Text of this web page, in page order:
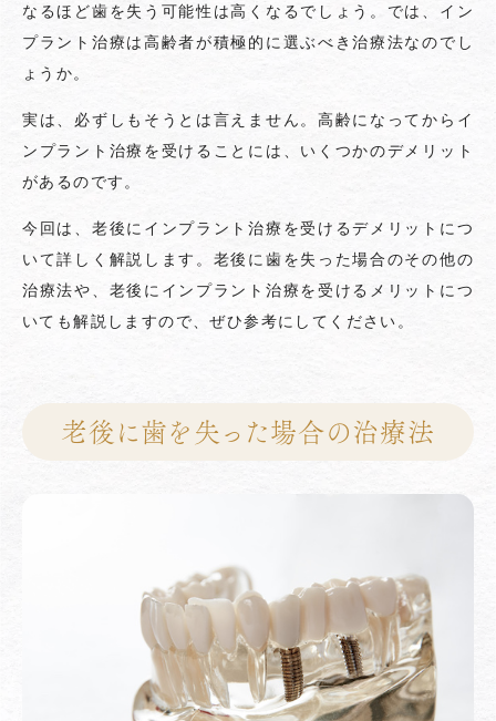
なるほど歯を失う可能性は高くなるでしょう。では、イン
プラント治療は高齢者が積極的に選ぶべき治療法なのでし
ょうか。
実は、必ずしもそうとは言えません。高齢になってからイ
ンプラント治療を受けることには、いくつかのデメリット
があるのです。
今回は、老後にインプラント治療を受けるデメリットにつ
いて詳しく解説します。老後に歯を失った場合のその他の
治療法や、老後にインプラント治療を受けるメリットにつ
いても解説しますので、ぜひ参考にしてください。
老後に歯を失った場合の治療法